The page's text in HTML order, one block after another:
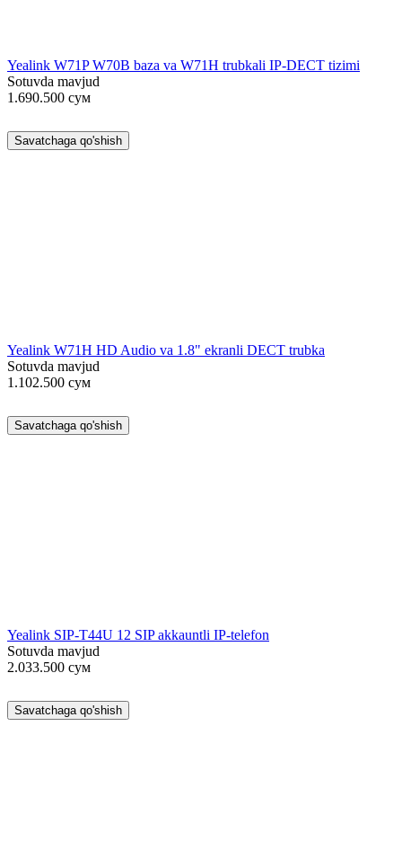
Yealink W71P W70B baza va W71H trubkali IP-DECT tizimi
Sotuvda mavjud
1.690.500 сум
Savatchaga qo'shish
Yealink W71H HD Audio va 1.8" ekranli DECT trubka
Sotuvda mavjud
1.102.500 сум
Savatchaga qo'shish
Yealink SIP-T44U 12 SIP akkauntli IP-telefon
Sotuvda mavjud
2.033.500 сум
Savatchaga qo'shish